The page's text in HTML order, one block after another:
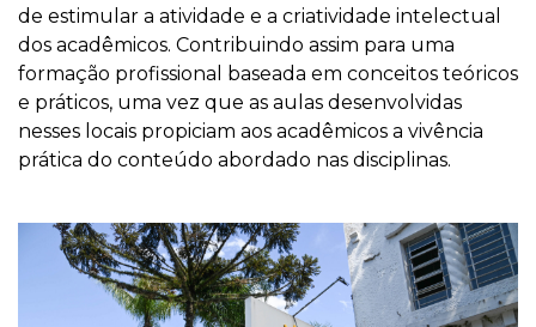
de estimular a atividade e a criatividade intelectual
dos acadêmicos. Contribuindo assim para uma
formação profissional baseada em conceitos teóricos
e práticos, uma vez que as aulas desenvolvidas
nesses locais propiciam aos acadêmicos a vivência
prática do conteúdo abordado nas disciplinas.